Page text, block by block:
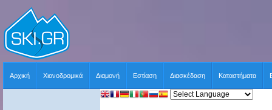
Αρχική Χιονοδρομικά Διαμονή Εστίαση Διασκέδαση Καταστήματα